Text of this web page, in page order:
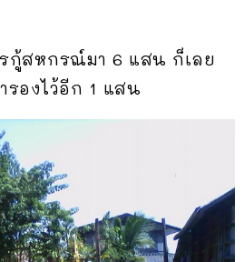
กู้สหกรณ์มา 6 แสน ก็เลย
รองไว้อีก 1 แสน